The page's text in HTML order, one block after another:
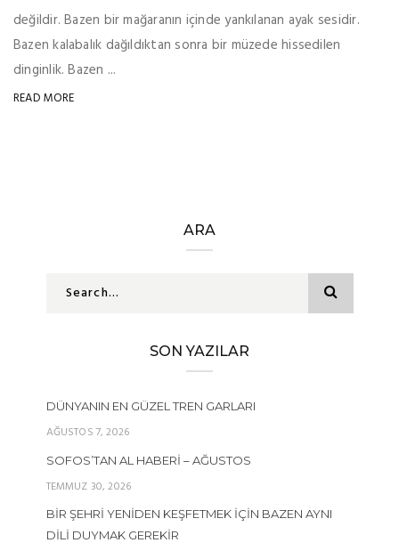
değildir. Bazen bir mağaranın içinde yankılanan ayak sesidir.
Bazen kalabalık dağıldıktan sonra bir müzede hissedilen
dinginlik. Bazen ...
READ MORE
ARA
SON YAZILAR
DÜNYANIN EN GÜZEL TREN GARLARI
AĞUSTOS 7, 2026
SOFOS’TAN AL HABERI – AĞUSTOS
TEMMUZ 30, 2026
BIR ŞEHRI YENIDEN KEŞFETMEK İÇIN BAZEN AYNI
DILI DUYMAK GEREKIR